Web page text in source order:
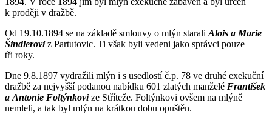
k proději v dražbě.
Od 19.10.1894 se na základě smlouvy o mlýn starali Alois a Marie
Šindleroviz Partutovic. Ti však byli vedeni jako správci pouze
tři roky.
Dne 9.8.1897 vydražili mlýn i s usedlostí č.p. 78 ve druhé exekuční
dražbě za nejvyšší podanou nabídku 601 zlatých manželé František
a Antonie Foltýnkovize Stříteže. Foltýnkovi ovšem na mlýně
nemleli, a tak byl mlýn na krátkou dobu opuštěn.